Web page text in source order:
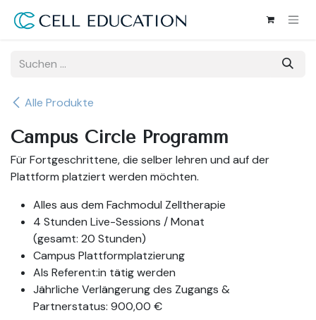
Alle Produkte
Campus Circle Programm
Für Fortgeschrittene, die selber lehren und auf der
Plattform platziert werden möchten.
Alles aus dem Fachmodul Zelltherapie
4 Stunden Live-Sessions / Monat
(gesamt: 20 Stunden)
Campus Plattformplatzierung
Als Referent:in tätig werden
Jährliche Verlängerung des Zugangs &
Partnerstatus: 900,00 €